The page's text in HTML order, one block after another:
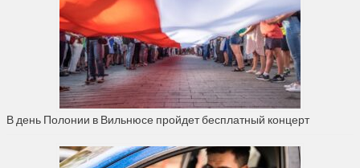
В день Полонии в Вильнюсе пройдет бесплатный концерт